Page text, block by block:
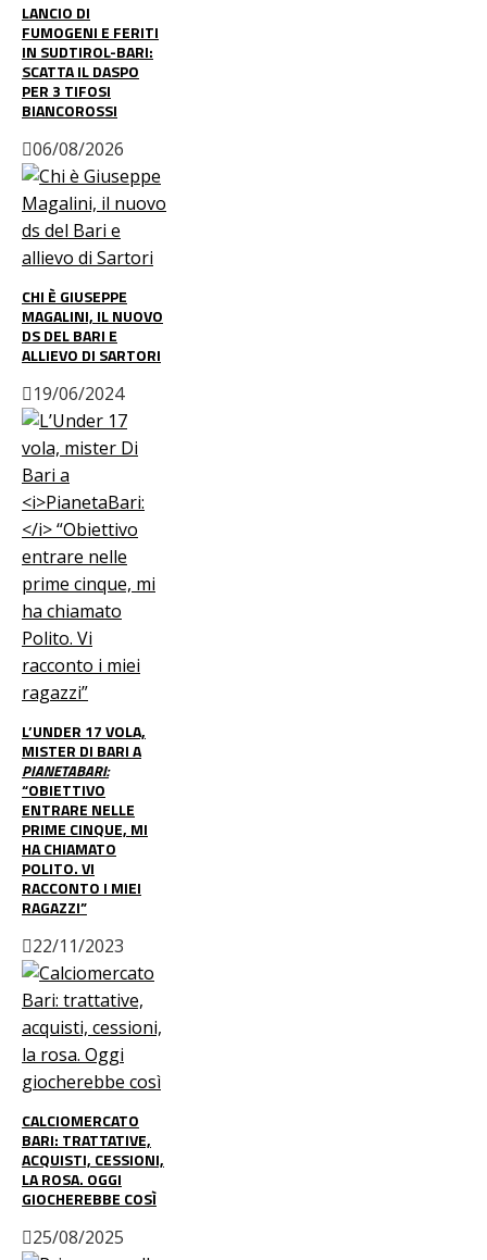
LANCIO DI
FUMOGENI E FERITI
IN SUDTIROL-BARI:
SCATTA IL DASPO
PER 3 TIFOSI
BIANCOROSSI
06/08/2026
CHI È GIUSEPPE
MAGALINI, IL NUOVO
DS DEL BARI E
ALLIEVO DI SARTORI
19/06/2024
L’UNDER 17 VOLA,
MISTER DI BARI A
PIANETABARI:
“OBIETTIVO
ENTRARE NELLE
PRIME CINQUE, MI
HA CHIAMATO
POLITO. VI
RACCONTO I MIEI
RAGAZZI”
22/11/2023
CALCIOMERCATO
BARI: TRATTATIVE,
ACQUISTI, CESSIONI,
LA ROSA. OGGI
GIOCHEREBBE COSÌ
25/08/2025